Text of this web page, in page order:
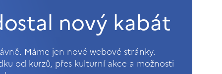
nový kabát
Máme jen nové webové stránky.
od kurzů, přes kulturní akce a možnosti